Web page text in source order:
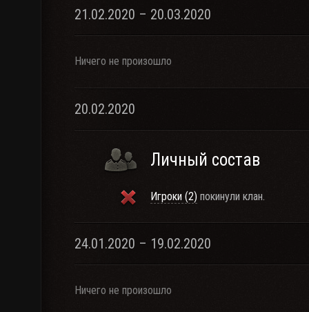
21.02.2020 – 20.03.2020
Ничего не произошло
20.02.2020
Личный состав
Игроки (2) покинули клан.
24.01.2020 – 19.02.2020
Ничего не произошло